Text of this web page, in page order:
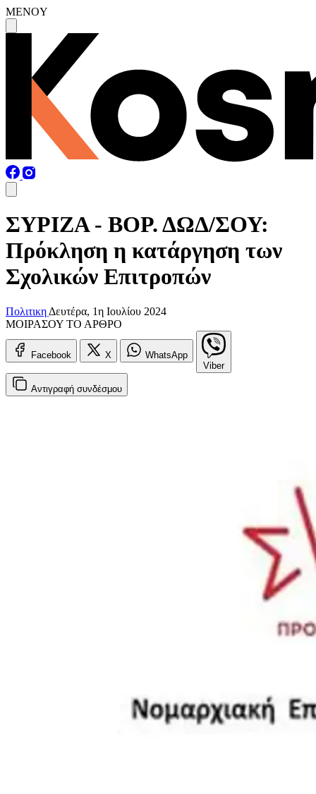
MENOY
ΣΥΡΙΖΑ - ΒΟΡ. ΔΩΔ/ΣΟΥ:
Πρόκληση η κατάργηση των
Σχολικών Επιτροπών
Πολιτικη Δευτέρα, 1η Ιουλίου 2024
ΜΟΙΡΑΣΟΥ ΤΟ ΑΡΘΡΟ
Facebook X
WhatsApp
Viber
Αντιγραφή συνδέσμου